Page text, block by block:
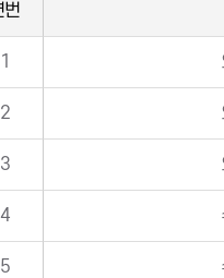
번
1
2
3
4
5